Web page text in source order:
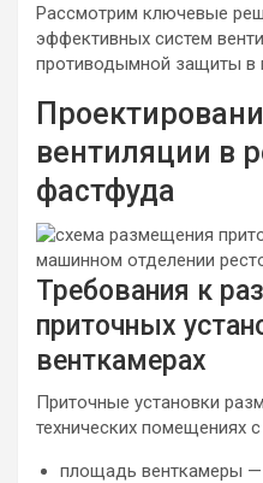
Рассмотрим ключевые
эффективных систем
противодымной защиты в
вентиляции в
фастфуда
Требования к
приточных
венткамерах
Приточные установки
технических помещениях
площадь венткамеры —